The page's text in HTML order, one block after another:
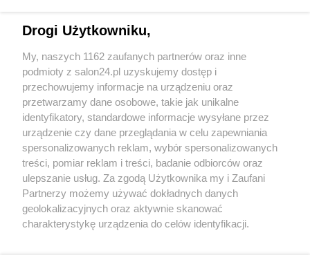
Sport
Społeczeństwo
Kultura
X Facebook Instagram Youtube
Drogi Użytkowniku,
My, naszych 1162 zaufanych partnerów oraz inne
podmioty z salon24.pl uzyskujemy dostęp i
przechowujemy informacje na urządzeniu oraz
przetwarzamy dane osobowe, takie jak unikalne
identyfikatory, standardowe informacje wysyłane przez
urządzenie czy dane przeglądania w celu zapewniania
spersonalizowanych reklam, wybór spersonalizowanych
treści, pomiar reklam i treści, badanie odbiorców oraz
ulepszanie usług. Za zgodą Użytkownika my i Zaufani
Partnerzy możemy używać dokładnych danych
geolokalizacyjnych oraz aktywnie skanować
charakterystykę urządzenia do celów identyfikacji.